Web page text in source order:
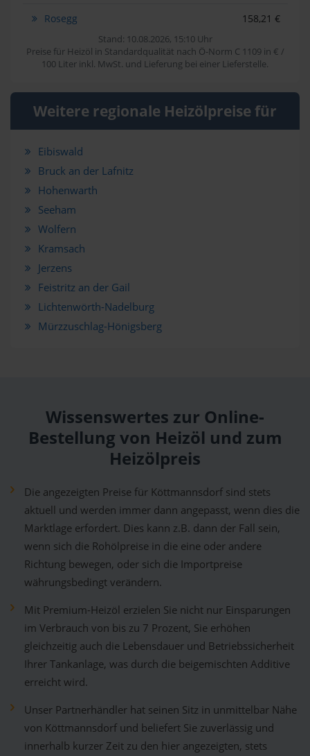
Rosegg 158,21 €
Stand: 10.08.2026, 15:10 Uhr
Preise für Heizöl in Standardqualität nach Ö-Norm C 1109 in € /
100 Liter inkl. MwSt. und Lieferung bei einer Lieferstelle.
Weitere regionale Heizölpreise für
Eibiswald
Bruck an der Lafnitz
Hohenwarth
Seeham
Wolfern
Kramsach
Jerzens
Feistritz an der Gail
Lichtenwörth-Nadelburg
Mürzzuschlag-Hönigsberg
Wissenswertes zur Online-
Bestellung von Heizöl und zum
Heizölpreis
Die angezeigten Preise für Köttmannsdorf sind stets
aktuell und werden immer dann angepasst, wenn dies die
Marktlage erfordert. Dies kann z.B. dann der Fall sein,
wenn sich die Rohölpreise in die eine oder andere
Richtung bewegen, oder sich die Importpreise
währungsbedingt verändern.
Mit Premium-Heizöl erzielen Sie nicht nur Einsparungen
im Verbrauch von bis zu 7 Prozent, Sie erhöhen
gleichzeitig auch die Lebensdauer und Betriebssicherheit
Ihrer Tankanlage, was durch die beigemischten Additive
erreicht wird.
Unser Partnerhändler hat seinen Sitz in unmittelbar Nähe
von Köttmannsdorf und beliefert Sie zuverlässig und
innerhalb kurzer Zeit zu den hier angezeigten, stets